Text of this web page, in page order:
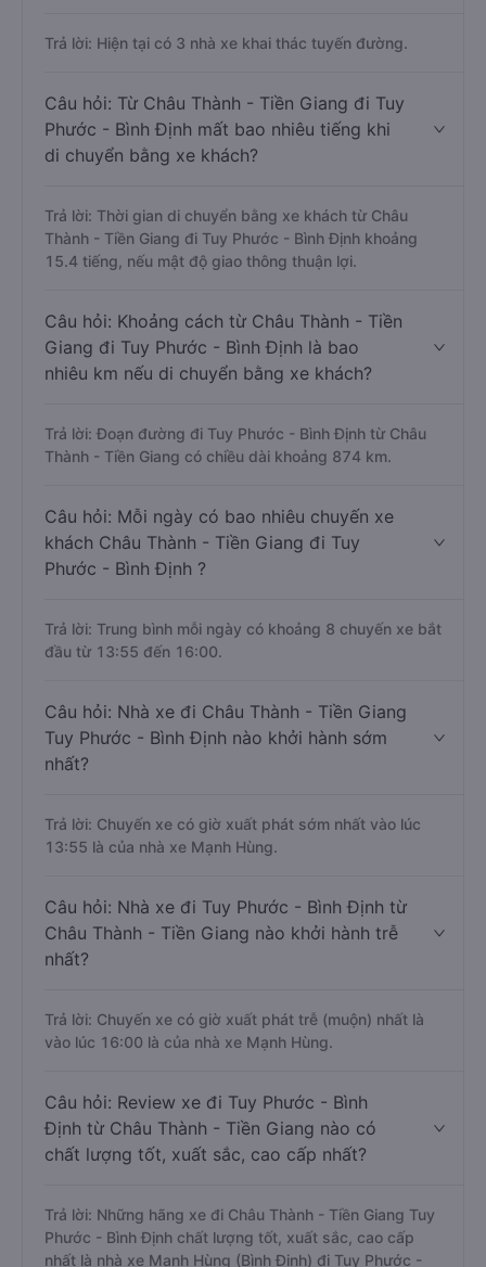
Trả lời: Hiện tại có 3 nhà xe khai thác tuyến đường.
Câu hỏi: Từ Châu Thành - Tiền Giang đi Tuy
Phước - Bình Định mất bao nhiêu tiếng khi
di chuyển bằng xe khách?
Trả lời: Thời gian di chuyển bằng xe khách từ Châu
Thành - Tiền Giang đi Tuy Phước - Bình Định khoảng
15.4 tiếng, nếu mật độ giao thông thuận lợi.
Câu hỏi: Khoảng cách từ Châu Thành - Tiền
Giang đi Tuy Phước - Bình Định là bao
nhiêu km nếu di chuyển bằng xe khách?
Trả lời: Đoạn đường đi Tuy Phước - Bình Định từ Châu
Thành - Tiền Giang có chiều dài khoảng 874 km.
Câu hỏi: Mỗi ngày có bao nhiêu chuyến xe
khách Châu Thành - Tiền Giang đi Tuy
Phước - Bình Định ?
Trả lời: Trung bình mỗi ngày có khoảng 8 chuyến xe bắt
đầu từ 13:55 đến 16:00.
Câu hỏi: Nhà xe đi Châu Thành - Tiền Giang
Tuy Phước - Bình Định nào khởi hành sớm
nhất?
Trả lời: Chuyến xe có giờ xuất phát sớm nhất vào lúc
13:55 là của nhà xe Mạnh Hùng.
Câu hỏi: Nhà xe đi Tuy Phước - Bình Định từ
Châu Thành - Tiền Giang nào khởi hành trễ
nhất?
Trả lời: Chuyến xe có giờ xuất phát trễ (muộn) nhất là
vào lúc 16:00 là của nhà xe Mạnh Hùng.
Câu hỏi: Review xe đi Tuy Phước - Bình
Định từ Châu Thành - Tiền Giang nào có
chất lượng tốt, xuất sắc, cao cấp nhất?
Trả lời: Những hãng xe đi Châu Thành - Tiền Giang Tuy
Phước - Bình Định chất lượng tốt, xuất sắc, cao cấp
nhất là nhà xe Mạnh Hùng (Bình Định) đi Tuy Phước -